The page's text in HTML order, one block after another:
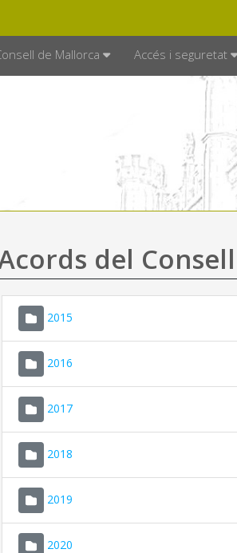
de Mallorca Accés i seguretat
del
2015
2016
2017
2018
2019
2020